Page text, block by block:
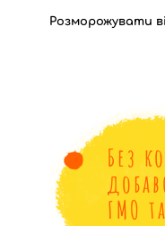
Розморожувати
Без
ГМО